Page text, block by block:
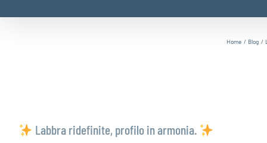
Home Blog
Labbra ridefinite, profilo in armonia.